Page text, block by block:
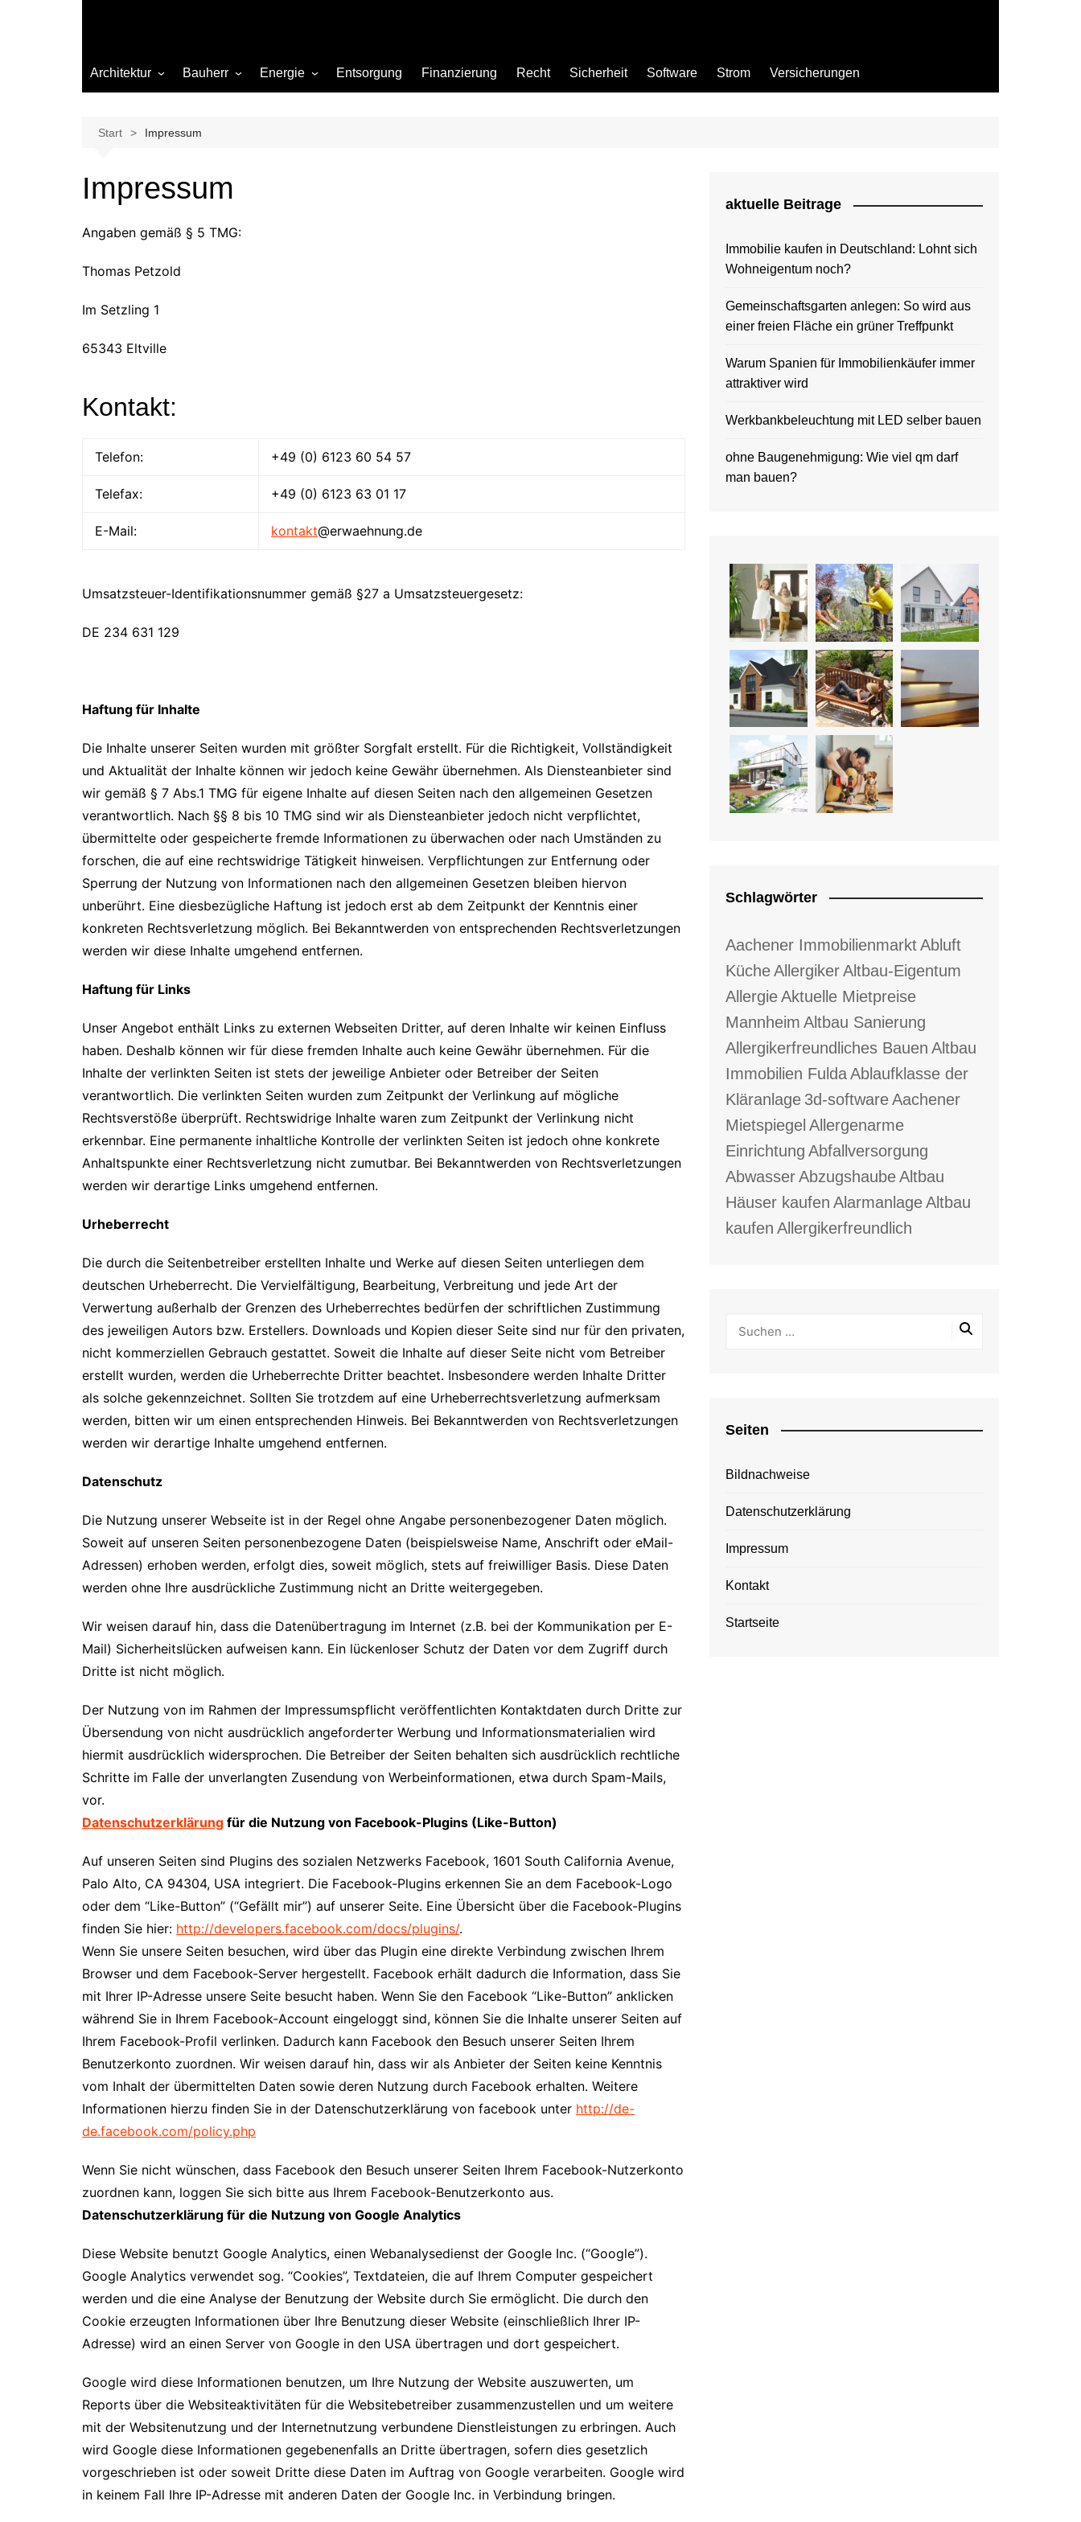
Architektur Bauherr
Beleuchtung
Materialien
Renovierung
Energie Entsorgung Finanzierung Recht Sicherheit Software Strom Versicherungen
Start Impressum
Impressum
Angaben gemäß § 5 TMG:
Thomas Petzold
Im Setzling 1
65343 Eltville
Kontakt:
Telefon: +49 (0) 6123 60 54 57
Telefax: +49 (0) 6123 63 01 17
E-Mail: kontakt@erwaehnung.de
Umsatzsteuer-Identifikationsnummer gemäß §27 a Umsatzsteuergesetz:
DE 234 631 129
Haftung für Inhalte
Die Inhalte unserer Seiten wurden mit größter Sorgfalt erstellt. Für die Richtigkeit, Vollständigkeit
und Aktualität der Inhalte können wir jedoch keine Gewähr übernehmen. Als Diensteanbieter sind
wir gemäß § 7 Abs.1 TMG für eigene Inhalte auf diesen Seiten nach den allgemeinen Gesetzen
verantwortlich. Nach §§ 8 bis 10 TMG sind wir als Diensteanbieter jedoch nicht verpflichtet,
übermittelte oder gespeicherte fremde Informationen zu überwachen oder nach Umständen zu
forschen, die auf eine rechtswidrige Tätigkeit hinweisen. Verpflichtungen zur Entfernung oder
Sperrung der Nutzung von Informationen nach den allgemeinen Gesetzen bleiben hiervon
unberührt. Eine diesbezügliche Haftung ist jedoch erst ab dem Zeitpunkt der Kenntnis einer
konkreten Rechtsverletzung möglich. Bei Bekanntwerden von entsprechenden Rechtsverletzungen
werden wir diese Inhalte umgehend entfernen.
Haftung für Links
Unser Angebot enthält Links zu externen Webseiten Dritter, auf deren Inhalte wir keinen Einfluss
haben. Deshalb können wir für diese fremden Inhalte auch keine Gewähr übernehmen. Für die
Inhalte der verlinkten Seiten ist stets der jeweilige Anbieter oder Betreiber der Seiten
verantwortlich. Die verlinkten Seiten wurden zum Zeitpunkt der Verlinkung auf mögliche
Rechtsverstöße überprüft. Rechtswidrige Inhalte waren zum Zeitpunkt der Verlinkung nicht
erkennbar. Eine permanente inhaltliche Kontrolle der verlinkten Seiten ist jedoch ohne konkrete
Anhaltspunkte einer Rechtsverletzung nicht zumutbar. Bei Bekanntwerden von Rechtsverletzungen
werden wir derartige Links umgehend entfernen.
Urheberrecht
Die durch die Seitenbetreiber erstellten Inhalte und Werke auf diesen Seiten unterliegen dem
deutschen Urheberrecht. Die Vervielfältigung, Bearbeitung, Verbreitung und jede Art der
Verwertung außerhalb der Grenzen des Urheberrechtes bedürfen der schriftlichen Zustimmung
des jeweiligen Autors bzw. Erstellers. Downloads und Kopien dieser Seite sind nur für den privaten,
nicht kommerziellen Gebrauch gestattet. Soweit die Inhalte auf dieser Seite nicht vom Betreiber
erstellt wurden, werden die Urheberrechte Dritter beachtet. Insbesondere werden Inhalte Dritter
als solche gekennzeichnet. Sollten Sie trotzdem auf eine Urheberrechtsverletzung aufmerksam
werden, bitten wir um einen entsprechenden Hinweis. Bei Bekanntwerden von Rechtsverletzungen
werden wir derartige Inhalte umgehend entfernen.
Datenschutz
Die Nutzung unserer Webseite ist in der Regel ohne Angabe personenbezogener Daten möglich.
Soweit auf unseren Seiten personenbezogene Daten (beispielsweise Name, Anschrift oder eMail-
Adressen) erhoben werden, erfolgt dies, soweit möglich, stets auf freiwilliger Basis. Diese Daten
werden ohne Ihre ausdrückliche Zustimmung nicht an Dritte weitergegeben.
Wir weisen darauf hin, dass die Datenübertragung im Internet (z.B. bei der Kommunikation per E-
Mail) Sicherheitslücken aufweisen kann. Ein lückenloser Schutz der Daten vor dem Zugriff durch
Dritte ist nicht möglich.
Der Nutzung von im Rahmen der Impressumspflicht veröffentlichten Kontaktdaten durch Dritte zur
Übersendung von nicht ausdrücklich angeforderter Werbung und Informationsmaterialien wird
hiermit ausdrücklich widersprochen. Die Betreiber der Seiten behalten sich ausdrücklich rechtliche
Schritte im Falle der unverlangten Zusendung von Werbeinformationen, etwa durch Spam-Mails,
vor.
Datenschutzerklärung für die Nutzung von Facebook-Plugins (Like-Button)
Auf unseren Seiten sind Plugins des sozialen Netzwerks Facebook, 1601 South California Avenue,
Palo Alto, CA 94304, USA integriert. Die Facebook-Plugins erkennen Sie an dem Facebook-Logo
oder dem “Like-Button” (“Gefällt mir”) auf unserer Seite. Eine Übersicht über die Facebook-Plugins
finden Sie hier: http://developers.facebook.com/docs/plugins/.
Wenn Sie unsere Seiten besuchen, wird über das Plugin eine direkte Verbindung zwischen Ihrem
Browser und dem Facebook-Server hergestellt. Facebook erhält dadurch die Information, dass Sie
mit Ihrer IP-Adresse unsere Seite besucht haben. Wenn Sie den Facebook “Like-Button” anklicken
während Sie in Ihrem Facebook-Account eingeloggt sind, können Sie die Inhalte unserer Seiten auf
Ihrem Facebook-Profil verlinken. Dadurch kann Facebook den Besuch unserer Seiten Ihrem
Benutzerkonto zuordnen. Wir weisen darauf hin, dass wir als Anbieter der Seiten keine Kenntnis
vom Inhalt der übermittelten Daten sowie deren Nutzung durch Facebook erhalten. Weitere
Informationen hierzu finden Sie in der Datenschutzerklärung von facebook unter http://de-
de.facebook.com/policy.php
Wenn Sie nicht wünschen, dass Facebook den Besuch unserer Seiten Ihrem Facebook-Nutzerkonto
zuordnen kann, loggen Sie sich bitte aus Ihrem Facebook-Benutzerkonto aus.
Datenschutzerklärung für die Nutzung von Google Analytics
Diese Website benutzt Google Analytics, einen Webanalysedienst der Google Inc. (“Google”).
Google Analytics verwendet sog. “Cookies”, Textdateien, die auf Ihrem Computer gespeichert
werden und die eine Analyse der Benutzung der Website durch Sie ermöglicht. Die durch den
Cookie erzeugten Informationen über Ihre Benutzung dieser Website (einschließlich Ihrer IP-
Adresse) wird an einen Server von Google in den USA übertragen und dort gespeichert.
Google wird diese Informationen benutzen, um Ihre Nutzung der Website auszuwerten, um
Reports über die Websiteaktivitäten für die Websitebetreiber zusammenzustellen und um weitere
mit der Websitenutzung und der Internetnutzung verbundene Dienstleistungen zu erbringen. Auch
wird Google diese Informationen gegebenenfalls an Dritte übertragen, sofern dies gesetzlich
vorgeschrieben ist oder soweit Dritte diese Daten im Auftrag von Google verarbeiten. Google wird
in keinem Fall Ihre IP-Adresse mit anderen Daten der Google Inc. in Verbindung bringen.
aktuelle Beitrage
Immobilie kaufen in Deutschland: Lohnt sich
Wohneigentum noch?
Gemeinschaftsgarten anlegen: So wird aus
einer freien Fläche ein grüner Treffpunkt
Warum Spanien für Immobilienkäufer immer
attraktiver wird
Werkbankbeleuchtung mit LED selber bauen
ohne Baugenehmigung: Wie viel qm darf
man bauen?
Schlagwörter
Aachener ImmobilienmarktAbluft
KücheAllergikerAltbau-Eigentum
AllergieAktuelle Mietpreise
Mannheim Altbau Sanierung
Allergikerfreundliches Bauen Altbau
Immobilien FuldaAblaufklasse der
Kläranlage 3d-softwareAachener
Mietspiegel Allergenarme
Einrichtung Abfallversorgung
AbwasserAbzugshaubeAltbau
Häuser kaufen AlarmanlageAltbau
kaufen Allergikerfreundlich
Seiten
Bildnachweise
Datenschutzerklärung
Impressum
Kontakt
Startseite